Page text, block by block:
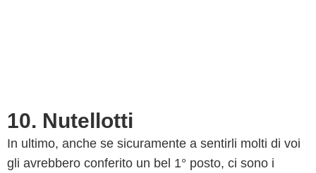
10. Nutellotti
In ultimo, anche se sicuramente a sentirli molti di voi
gli avrebbero conferito un bel 1° posto, ci sono i